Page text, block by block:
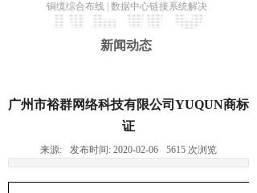
铜缆综合布线 | 数据中心链接系统解决
方案
新闻动态
广州市裕群网络科技有限公司YUQUN商标
证
来源: 发布时间: 2020-02-06 5615 次浏览